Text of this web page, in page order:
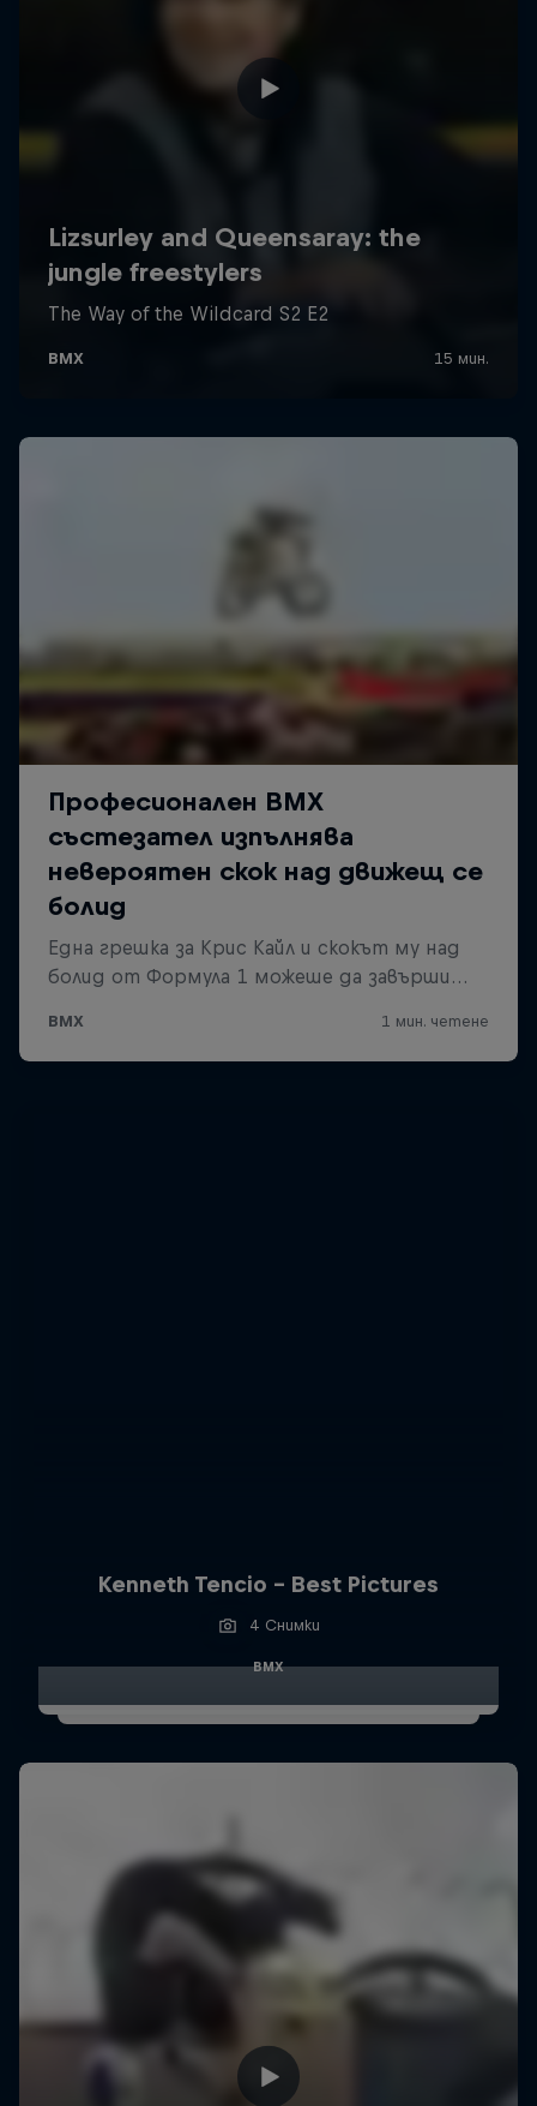
Kenneth Tencio - Best Pictures
4 Снимки
BMX